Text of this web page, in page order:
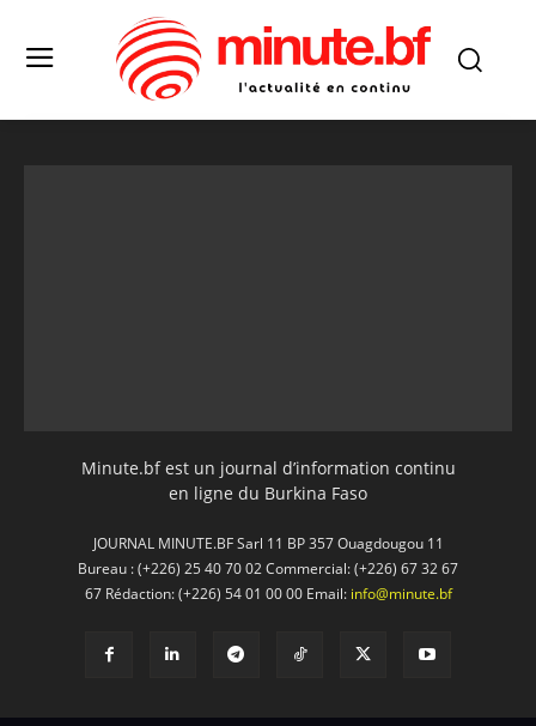
Minute.bf est un journal d’information continu
en ligne du Burkina Faso
JOURNAL MINUTE.BF Sarl 11 BP 357 Ouagdougou 11
Bureau : (+226) 25 40 70 02 Commercial: (+226) 67 32 67
67 Rédaction: (+226) 54 01 00 00 Email: info@minute.bf